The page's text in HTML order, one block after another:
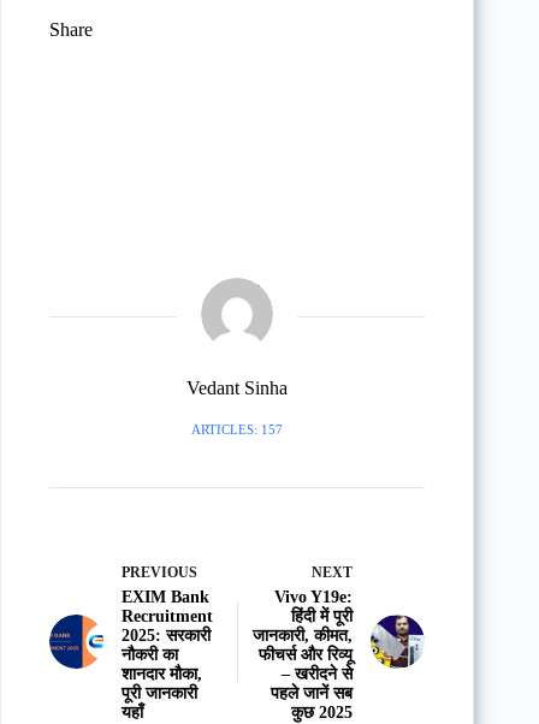
Share
Vedant Sinha
ARTICLES: 157
PREVIOUS
EXIM Bank
Recruitment
2025: सरकारी
नौकरी का
शानदार मौका,
पूरी जानकारी
यहाँ
NEXT
Vivo Y19e:
हिंदी में पूरी
जानकारी, कीमत,
फीचर्स और रिव्यू
– खरीदने से
पहले जानें सब
कुछ 2025